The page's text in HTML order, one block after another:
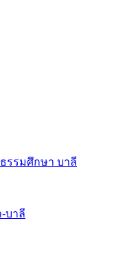
รรมศึกษา บาลี
บาลี